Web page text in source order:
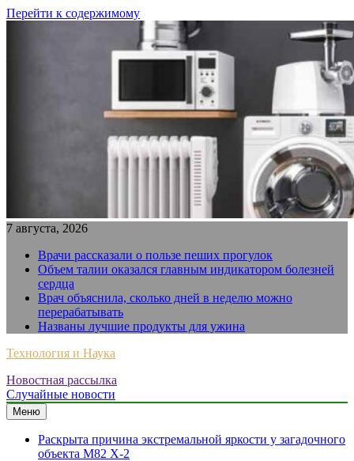
Перейти к содержимому
7 августа, 2026
Врачи рассказали о пользе пеших прогулок
Объем талии оказался главным индикатором болезней
сердца
Врач объяснила, сколько дней в неделю можно
перерабатывать
Названы лучшие продукты для ужина
Технология и Наука
Новостная рассылка
Случайные новости
Меню
Раскрыта причина экстремальной яркости у загадочного
объекта M82 X-2